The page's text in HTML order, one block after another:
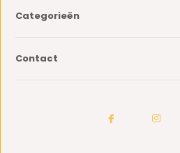
Categorieën
Contact